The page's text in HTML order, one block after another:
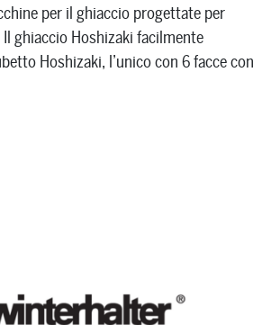
per il ghiaccio progettate per
ghiaccio Hoshizaki facilmente
Hoshizaki, l’unico con 6 facce con